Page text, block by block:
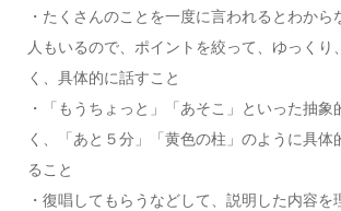
・たくさんのことを一度に言われるとわから
人もいるので、ポイントを絞って、ゆっくり
く、具体的に話すこと
・「もうちょっと」「あそこ」といった抽象
く、「あと５分」「黄色の柱」のように具体
ること
・復唱してもらうなどして、説明した内容を